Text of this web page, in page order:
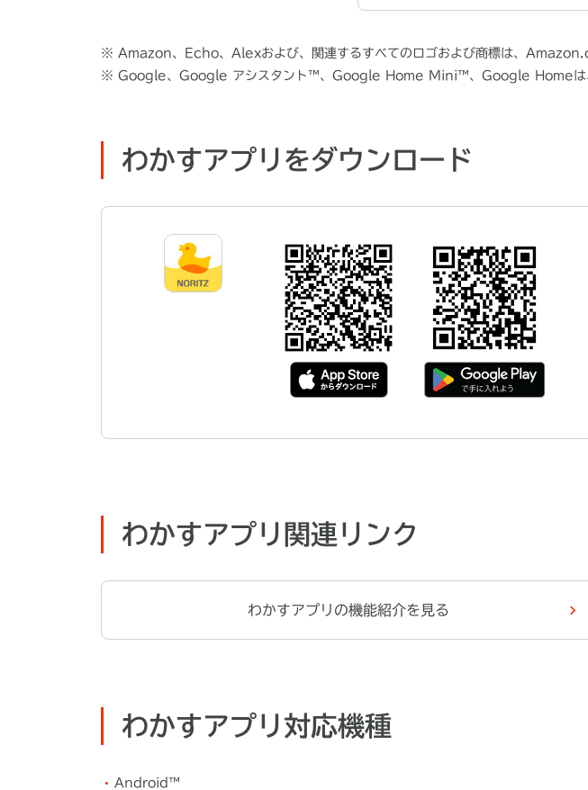
※ Amazon、Echo、Alexおよび、関連するすべてのロゴおよび商標は、
※ Google、Google アシスタント™、Google Home Mini™、Google Homeは
わかすアプリをダウンロード
わかすアプリ関連リンク
わかすアプリの機能紹介を見る
わかすアプリ対応機種
Android™